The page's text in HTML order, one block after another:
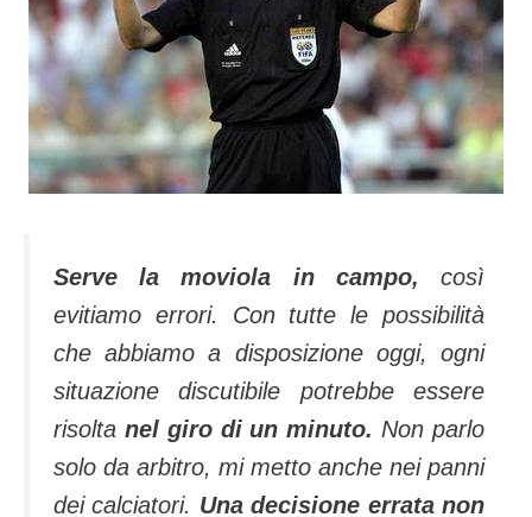
Serve la moviola in campo, così
evitiamo errori. Con tutte le possibilità
che abbiamo a disposizione oggi, ogni
situazione discutibile potrebbe essere
risolta nel giro di un minuto. Non parlo
solo da arbitro, mi metto anche nei panni
dei calciatori. Una decisione errata non